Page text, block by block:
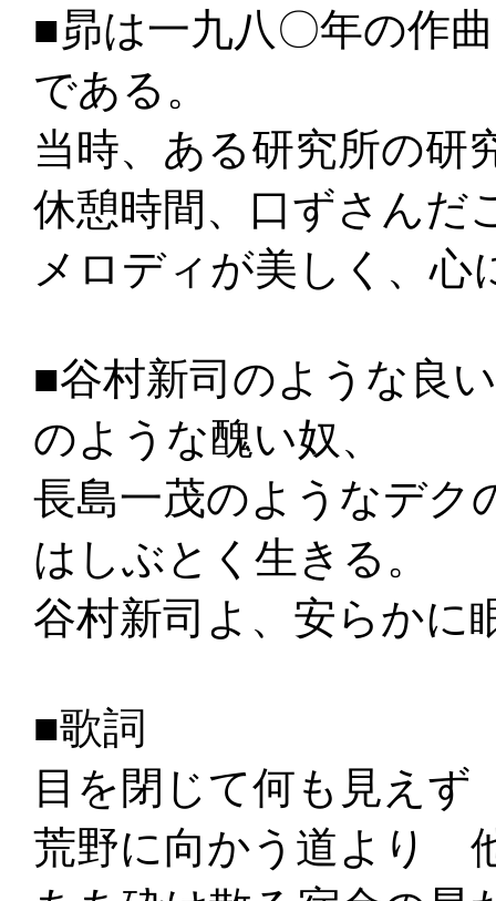
■昴は一九八〇年の作
である。
当時、ある研究所の研
休憩時間、口ずさんだ
メロディが美しく、心
■谷村新司のような良
のような醜い奴、
長島一茂のようなデク
はしぶとく生きる。
谷村新司よ、安らかに
■歌詞
目を閉じて何も見え
荒野に向かう道より